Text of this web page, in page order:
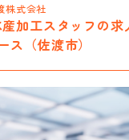
株式会社
産加工スタッフの
ス（佐渡市）